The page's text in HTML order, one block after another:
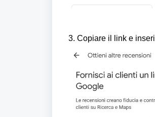
3. Copiare il link e